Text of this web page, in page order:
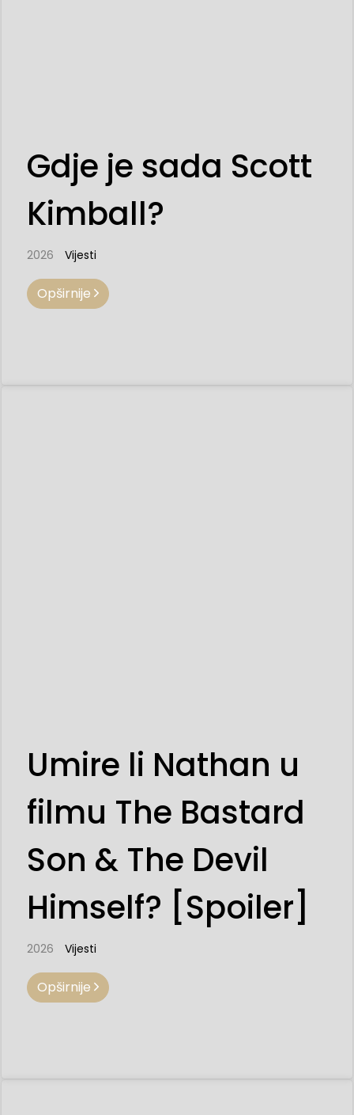
Gdje je sada Scott
Kimball?
2026 Vijesti
Opširnije
Umire li Nathan u
filmu The Bastard
Son & The Devil
Himself? [Spoiler]
2026 Vijesti
Opširnije